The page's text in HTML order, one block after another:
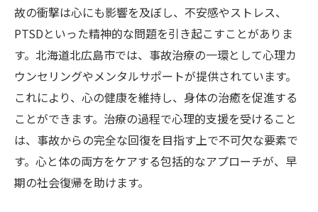
故の衝撃は心にも影響を及ぼし、不安感やストレス、
PTSDといった精神的な問題を引き起こすことがありま
す。北海道北広島市では、事故治療の一環として心理カ
ウンセリングやメンタルサポートが提供されています。
これにより、心の健康を維持し、身体の治癒を促進する
ことができます。治療の過程で心理的支援を受けること
は、事故からの完全な回復を目指す上で不可欠な要素で
す。心と体の両方をケアする包括的なアプローチが、早
期の社会復帰を助けます。